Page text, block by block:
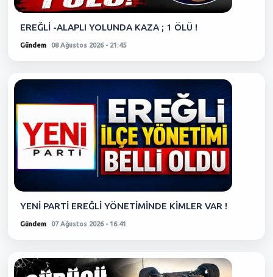
EREĞLİ -ALAPLI YOLUNDA KAZA ; 1 ÖLÜ !
Gündem 08 Ağustos 2026 - 21:45
YENİ PARTİ EREĞLİ YÖNETİMİNDE KİMLER VAR !
Gündem 07 Ağustos 2026 - 16:41